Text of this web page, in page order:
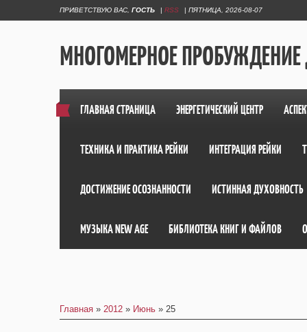
ПРИВЕТСТВУЮ ВАС ГОСТЬ | RSS | ПЯТНИЦА, 2026-08-07
МНОГОМЕРНОЕ
ГЛАВНАЯ СТРАНИЦА ЭНЕРГЕТИЧЕСКИЙ ЦЕНТР
ТЕХНИКА И ПРАКТИКА РЕЙКИ ИНТЕГРАЦИЯ РЕЙКИ
ДОСТИЖЕНИЕ ОСОЗНАННОСТИ ИСТИННАЯ ДУХОВНОСТЬ
МУЗЫКА NEW AGE БИБЛИОТЕКА КНИГ И ФАЙЛОВ
Главная » 2012 » Июнь » 25